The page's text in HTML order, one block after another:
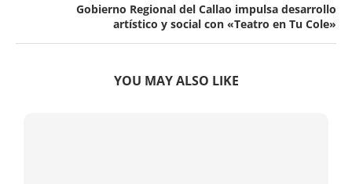
Gobierno Regional del Callao impulsa desarrollo
artístico y social con «Teatro en Tu Cole»
YOU MAY ALSO LIKE